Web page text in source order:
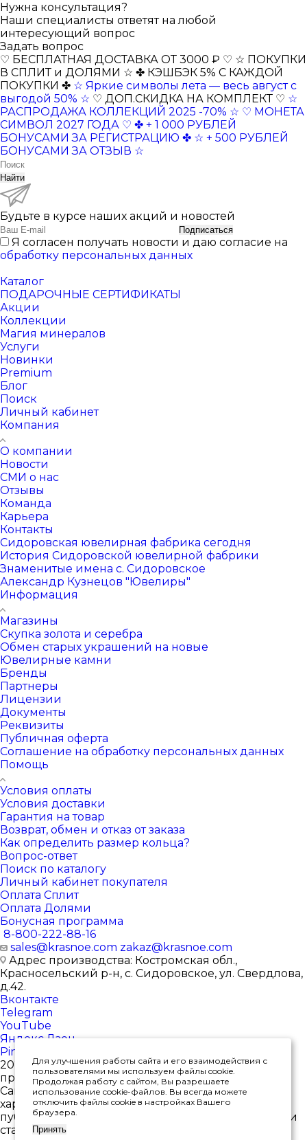
Нужна консультация?
Наши специалисты ответят на любой
интересующий вопрос
Задать вопрос
♡ БЕСПЛАТНАЯ ДОСТАВКА ОТ 3000 ₽ ♡ ☆ ПОКУПКИ
В СПЛИТ и ДОЛЯМИ ☆ ✤ КЭШБЭК 5% С КАЖДОЙ
ПОКУПКИ ✤ ☆ Яркие символы лета — весь август с
выгодой 50% ☆ ♡ ДОП.СКИДКА НА КОМПЛЕКТ ♡ ☆
РАСПРОДАЖА КОЛЛЕКЦИЙ 2025 -70% ☆ ♡ МОНЕТА
СИМВОЛ 2027 ГОДА ♡ ✤ + 1 000 РУБЛЕЙ
БОНУСАМИ ЗА РЕГИСТРАЦИЮ ✤ ☆ + 500 РУБЛЕЙ
БОНУСАМИ ЗА ОТЗЫВ ☆
Найти
Будьте в курсе наших акций и новостей
Подписаться
Я согласен получать новости и даю согласие на
обработку персональных данных
Каталог
ПОДАРОЧНЫЕ СЕРТИФИКАТЫ
Акции
Коллекции
Магия минералов
Услуги
Новинки
Premium
Блог
Поиск
Личный кабинет
Компания
О компании
Новости
СМИ о нас
Отзывы
Команда
Карьера
Контакты
Сидоровская ювелирная фабрика сегодня
История Сидоровской ювелирной фабрики
Знаменитые имена с. Сидоровское
Александр Кузнецов "Ювелиры"
Информация
Магазины
Скупка золота и серебра
Обмен старых украшений на новые
Ювелирные камни
Бренды
Партнеры
Лицензии
Документы
Реквизиты
Публичная оферта
Соглашение на обработку персональных данных
Помощь
Условия оплаты
Условия доставки
Гарантия на товар
Возврат, обмен и отказ от заказа
Как определить размер кольца?
Вопрос-ответ
Поиск по каталогу
Личный кабинет покупателя
Оплата Сплит
Оплата Долями
Бонусная программа
8-800-222-88-16
sales@krasnoe.com zakaz@krasnoe.com
Адрес производства: Костромская обл.,
Красносельский р-н, с. Сидоровское, ул. Свердлова,
д.42.
Вконтакте
Telegram
YouTube
Яндекс.Дзен
Pinterest
2026 © Интернет-магазин ювелирных изделий от
производителя
Сайт носит исключительно информационный
характер, и ни при каких условиях не является
публичной офертой, определяемой положениями
статьи 437(2) Гражданского кодекса РФ. *Цены в
Для улучшения работы сайта и его взаимодействия с
пользователями мы используем файлы cookie.
Продолжая работу с сайтом, Вы разрешаете
использование cookie-файлов. Вы всегда можете
отключить файлы cookie в настройках Вашего
браузера.
Принять